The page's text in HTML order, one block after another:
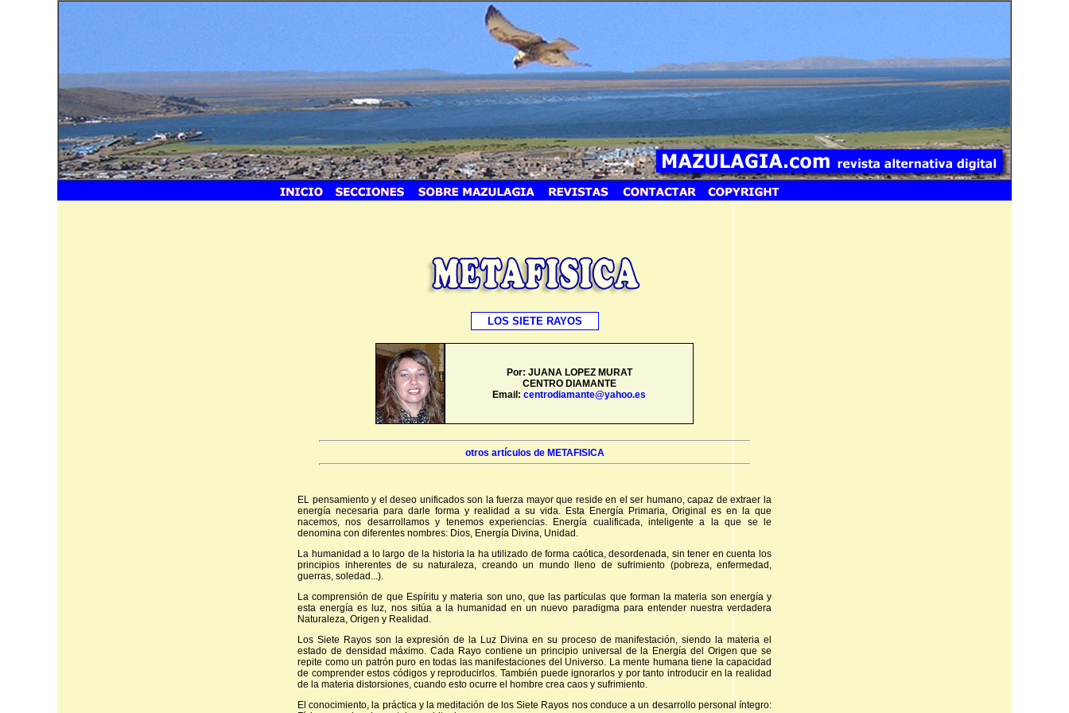
LOS SIETE RAYOS
Por: JUANA LOPEZ MURAT
CENTRO DIAMANTE
Email: centrodiamante@yahoo.es
otros artículos de METAFISICA
EL pensamiento y el deseo unificados son la fuerza mayor que reside en el ser humano, capaz de extraer la
energía necesaria para darle forma y realidad a su vida. Esta Energía Primaria, Original es en la que
nacemos, nos desarrollamos y tenemos experiencias. Energía cualificada, inteligente a la que se le
denomina con diferentes nombres: Dios, Energía Divina, Unidad.
La humanidad a lo largo de la historia la ha utilizado de forma caótica, desordenada, sin tener en cuenta los
principios inherentes de su naturaleza, creando un mundo lleno de sufrimiento (pobreza, enfermedad,
guerras, soledad...).
La comprensión de que Espíritu y materia son uno, que las partículas que forman la materia son energía y
esta energía es luz, nos sitúa a la humanidad en un nuevo paradigma para entender nuestra verdadera
Naturaleza, Origen y Realidad.
Los Siete Rayos son la expresión de la Luz Divina en su proceso de manifestación, siendo la materia el
estado de densidad máximo. Cada Rayo contiene un principio universal de la Energía del Origen que se
repite como un patrón puro en todas las manifestaciones del Universo. La mente humana tiene la capacidad
de comprender estos códigos y reproducirlos. También puede ignorarlos y por tanto introducir en la realidad
de la materia distorsiones, cuando esto ocurre el hombre crea caos y sufrimiento.
El conocimiento, la práctica y la meditación de los Siete Rayos nos conduce a un desarrollo personal íntegro: